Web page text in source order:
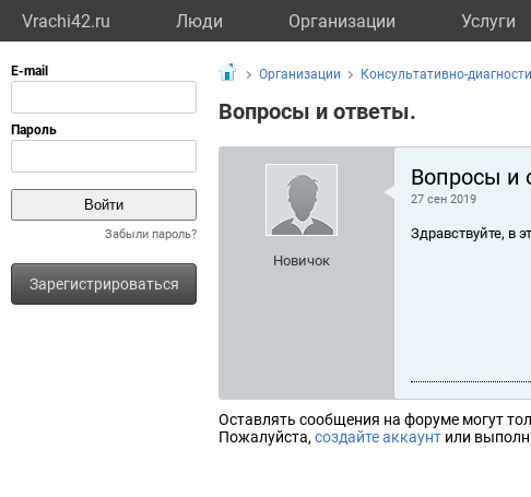
Vrachi42.ru Люди Организации Услуги
Забыли пароль?
Зарегистрироваться
Организации Консультативно-
Вопросы и ответы.
Новичок
Вопросы и
27 сен 2019
Здравствуйте, в
Оставлять сообщения на форуме могут
Пожалуйста, создайте аккаунт или